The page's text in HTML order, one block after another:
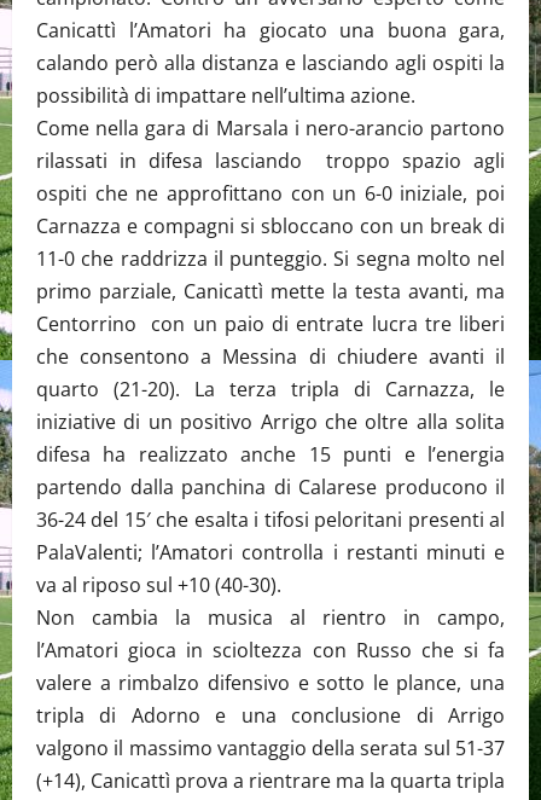
Canicattì l’Amatori ha giocato una buona gara,
calando però alla distanza e lasciando agli ospiti la
possibilità di impattare nell’ultima azione.
Come nella gara di Marsala i nero-arancio partono
rilassati in difesa lasciando troppo spazio agli
ospiti che ne approfittano con un 6-0 iniziale, poi
Carnazza e compagni si sbloccano con un break di
11-0 che raddrizza il punteggio. Si segna molto nel
primo parziale, Canicattì mette la testa avanti, ma
Centorrino con un paio di entrate lucra tre liberi
che consentono a Messina di chiudere avanti il
quarto (21-20). La terza tripla di Carnazza, le
iniziative di un positivo Arrigo che oltre alla solita
difesa ha realizzato anche 15 punti e l’energia
partendo dalla panchina di Calarese producono il
36-24 del 15′ che esalta i tifosi peloritani presenti al
PalaValenti; l’Amatori controlla i restanti minuti e
va al riposo sul +10 (40-30).
Non cambia la musica al rientro in campo,
l’Amatori gioca in scioltezza con Russo che si fa
valere a rimbalzo difensivo e sotto le plance, una
tripla di Adorno e una conclusione di Arrigo
valgono il massimo vantaggio della serata sul 51-37
(+14), Canicattì prova a rientrare ma la quarta tripla